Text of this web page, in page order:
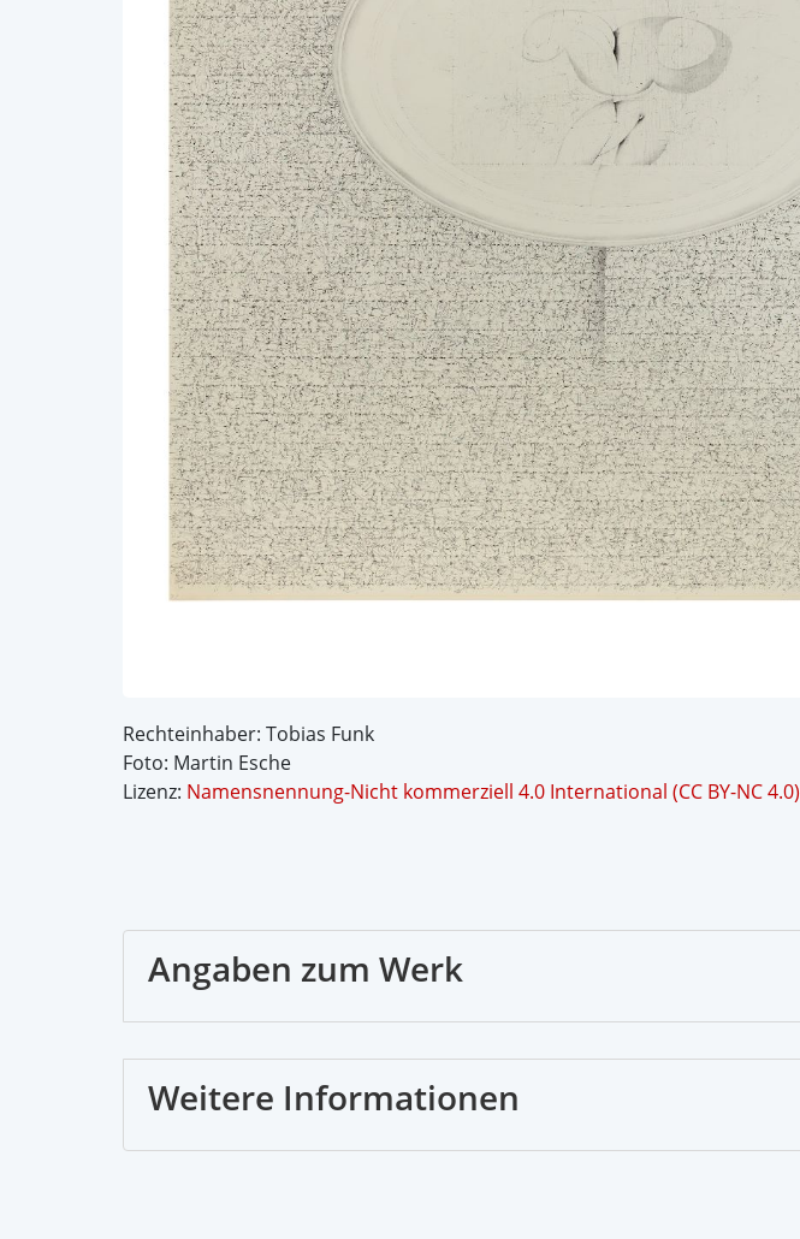
Rechteinhaber: Tobias Funk
Foto: Martin Esche
Lizenz: Namensnennung-Nicht kommerziell 4.0 International (CC BY-NC 4.0)
Angaben zum Werk
Weitere Informationen